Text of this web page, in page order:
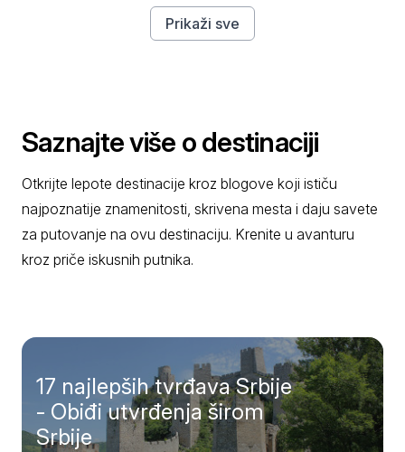
Prikaži sve
Saznajte više o destinaciji
Otkrijte lepote destinacije kroz blogove koji ističu
najpoznatije znamenitosti, skrivena mesta i daju savete
za putovanje na ovu destinaciju. Krenite u avanturu
kroz priče iskusnih putnika.
17 najlepših tvrđava Srbije
- Obiđi utvrđenja širom
Srbije